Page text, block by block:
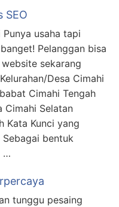
SEO
usaha tapi
Pelanggan bisa
sekarang
Desa Cimahi
Cimahi Tengah
Cimahi Selatan
Kata Kunci yang
Sebagai bentuk
…
tunggu pesaing